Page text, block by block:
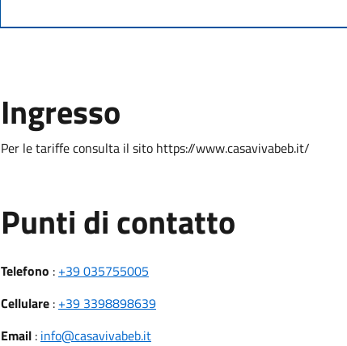
Ingresso
Per le tariffe consulta il sito https://www.casavivabeb.it/
Punti di contatto
Telefono : +39 035755005
Cellulare: +39 3398898639
Email: info@casavivabeb.it